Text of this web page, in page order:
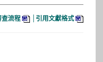
流程 引用文獻格式